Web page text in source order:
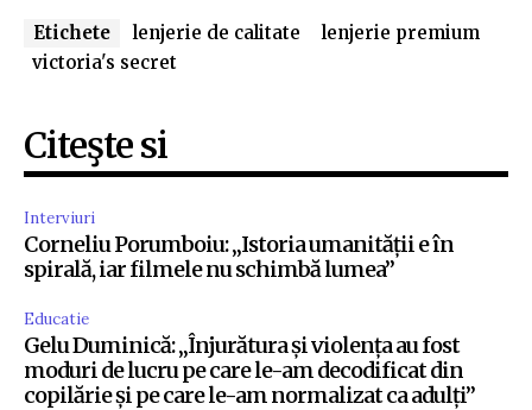
Etichete lenjerie de calitate
lenjerie premium
victoria's secret
Citeşte si
Interviuri
Corneliu Porumboiu: „Istoria umanității e în
spirală, iar filmele nu schimbă lumea”
Educatie
Gelu Duminică: „Înjurătura și violența au fost
moduri de lucru pe care le-am decodificat din
copilărie și pe care le-am normalizat ca adulți”